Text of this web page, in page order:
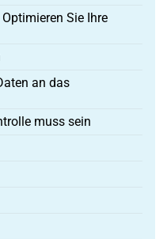
Sie Ihre
an das
muss sein